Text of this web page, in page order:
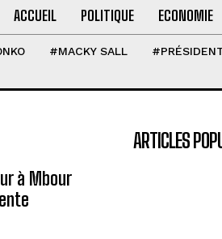
ACCUEIL POLITIQUE ECONOMIE
#MACKY SALL
à Mbour
ARTICLES